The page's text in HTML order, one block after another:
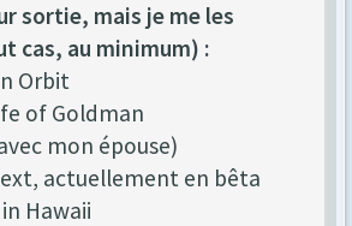
sortie, mais je me les
cas, au minimum) :
Orbit
of Goldman
mon épouse)
actuellement en bêta
Hawaii